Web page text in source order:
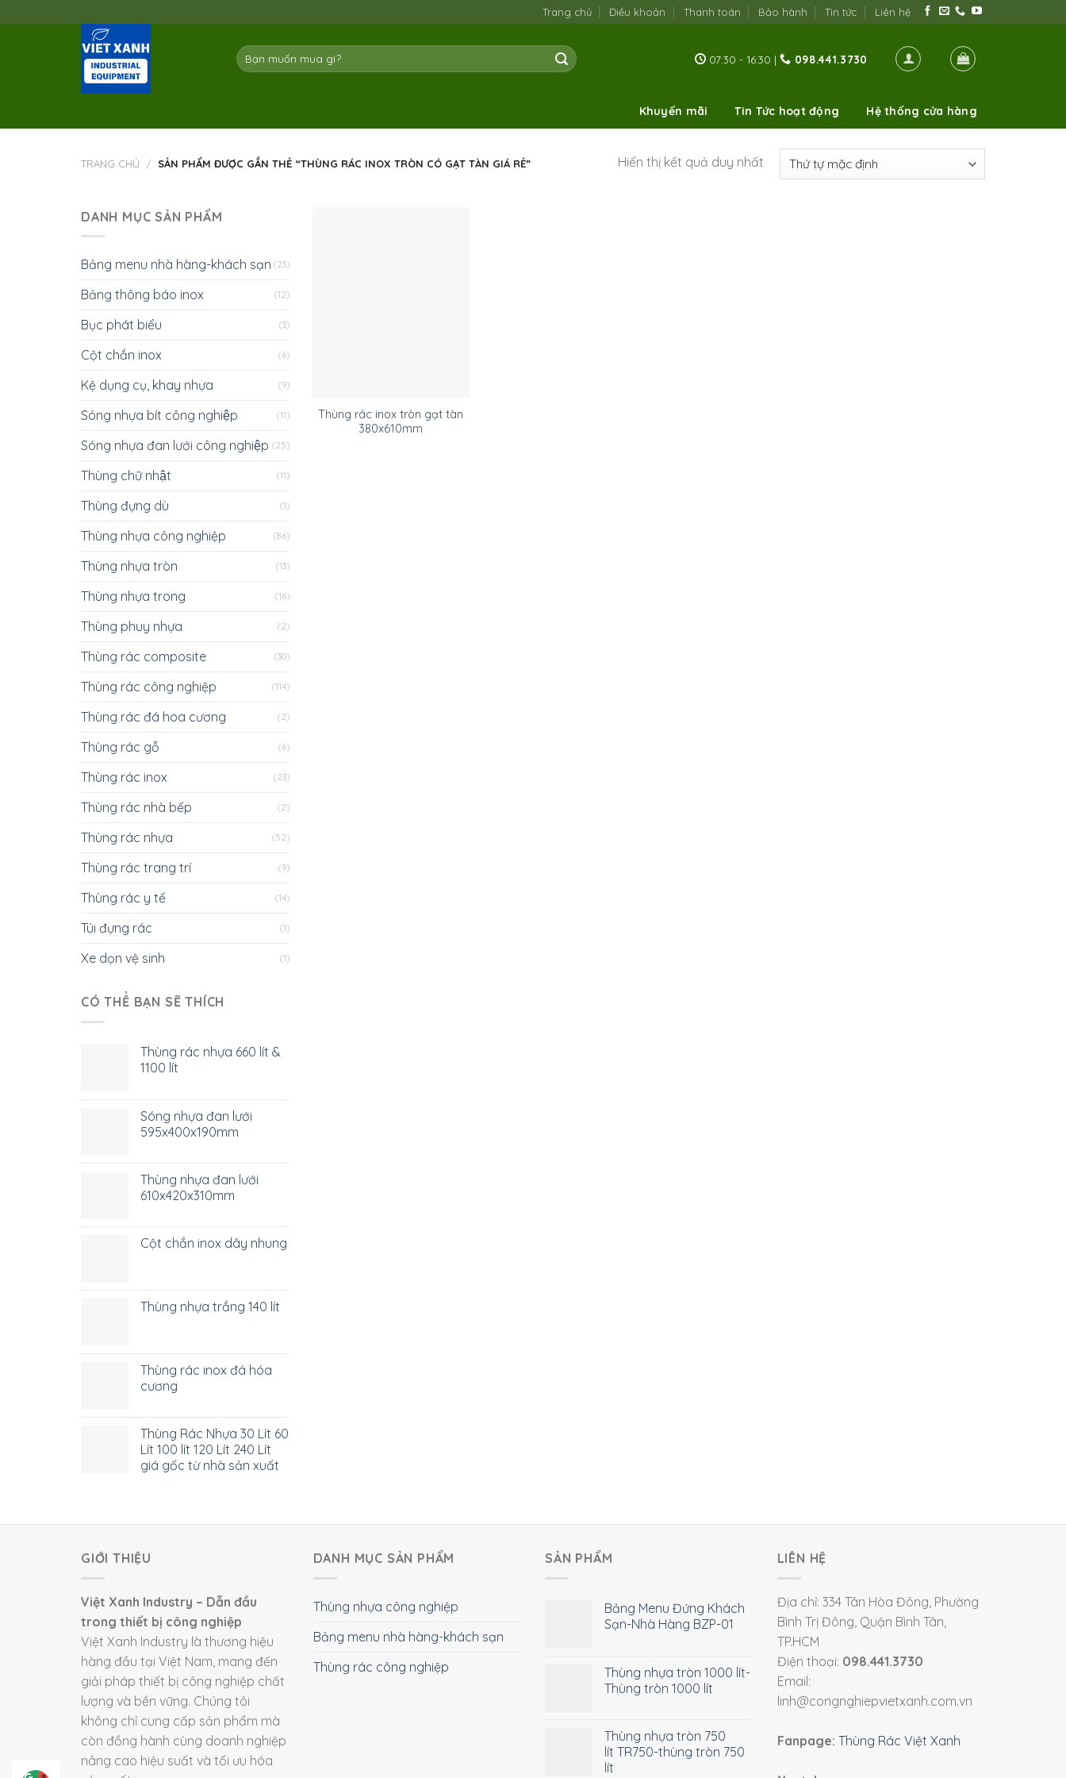
to
Trang chủ Điều khoản Thanh toán Bảo hành Tin tức Liên hệ
Tìm
kiếm:
07:30 - 16:30 | 098.441.3730
Khuyến mãi Tin Tức hoạt động Hệ thống cửa hàng
TRANG CHỦ / SẢN PHẨM ĐƯỢC GẮN THẺ “THÙNG RÁC INOX TRÒN CÓ GẠT TÀN GIÁ RẺ” Hiển thị kết quả duy nhất
DANH MỤC SẢN PHẨM
Bảng menu nhà hàng-khách sạn (23)
Bảng thông báo inox (12)
Bục phát biểu (3)
Cột chắn inox (6)
Kệ dụng cụ, khay nhựa (9)
Sóng nhựa bít công nghiệp (11)
Sóng nhựa đan lưới công nghiệp (25)
Thùng chữ nhật (11)
Thùng đựng dù (1)
Thùng nhựa công nghiệp (86)
Thùng nhựa tròn (13)
Thùng nhựa trong (16)
Thùng phuy nhựa (2)
Thùng rác composite (30)
Thùng rác công nghiệp (114)
Thùng rác đá hoa cương (2)
Thùng rác gỗ (6)
Thùng rác inox (23)
Thùng rác nhà bếp (2)
Thùng rác nhựa (52)
Thùng rác trang trí (9)
Thùng rác y tế (14)
Túi đựng rác (1)
Xe dọn vệ sinh (1)
CÓ THỂ BẠN SẼ THÍCH
Thùng rác nhựa 660 lít &
1100 lít
Sóng nhựa đan lưới
595x400x190mm
Thùng nhựa đan lưới
610x420x310mm
Cột chắn inox dây nhung
Thùng nhựa trắng 140 lít
Thùng rác inox đá hóa
cương
Thùng Rác Nhựa 30 Lít 60
Lít 100 lít 120 Lít 240 Lít
giá gốc từ nhà sản xuất
Thùng rác inox tròn gạt tàn
380x610mm
GIỚI THIỆU
Việt Xanh Industry – Dẫn đầu
trong thiết bị công nghiệp
Việt Xanh Industry là thương hiệu
hàng đầu tại Việt Nam, mang đến
giải pháp thiết bị công nghiệp chất
lượng và bền vững. Chúng tôi
không chỉ cung cấp sản phẩm mà
còn đồng hành cùng doanh nghiệp
nâng cao hiệu suất và tối ưu hóa
DANH MỤC SẢN PHẨM
Thùng nhựa công nghiệp
Bảng menu nhà hàng-khách sạn
Thùng rác công nghiệp
SẢN PHẨM
Bảng Menu Đứng Khách
Sạn-Nhà Hàng BZP-01
Thùng nhựa tròn 1000 lít-
Thùng tròn 1000 lít
Thùng nhựa tròn 750
lít TR750-thùng tròn 750
lít
LIÊN HỆ
Địa chỉ: 334 Tân Hòa Đông, Phường
Bình Trị Đông, Quận Bình Tân,
TP.HCM
Điện thoại: 098.441.3730
Email:
linh@congnghiepvietxanh.com.vn
Fanpage: Thùng Rác Việt Xanh